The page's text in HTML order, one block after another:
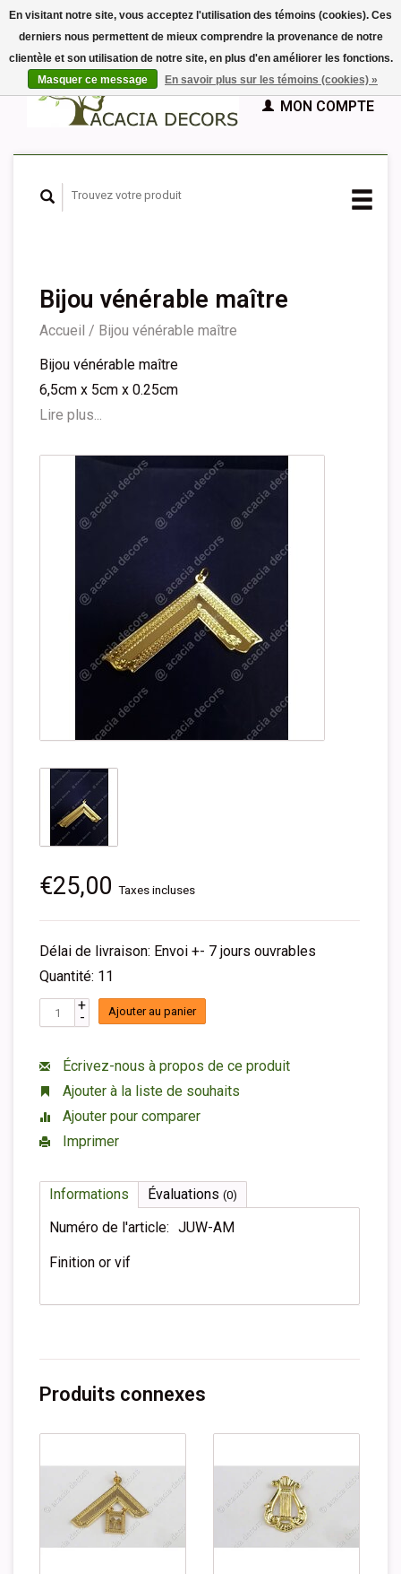
EUR
GBPFrançais
Nederlands
Español
PANIER (€0,00)
MON COMPTE
Bijou vénérable maître
Accueil / Bijou vénérable maître
Bijou vénérable maître
6,5cm x 5cm x 0.25cm
Lire plus...
€25,00 Taxes incluses
Délai de livraison: Envoi +- 7 jours ouvrables
Quantité: 11
+
- Ajouter au panier
Écrivez-nous à propos de ce produit
Ajouter à la liste de souhaits
Ajouter pour comparer
Imprimer
Informations Évaluations (0)
Numéro de l'article: JUW-AM
Finition or vif
Produits connexes
En visitant notre site, vous acceptez l'utilisation des témoins (cookies). Ces
derniers nous permettent de mieux comprendre la provenance de notre
clientèle et son utilisation de notre site, en plus d'en améliorer les fonctions.
Masquer ce message
En savoir plus sur les témoins (cookies) »